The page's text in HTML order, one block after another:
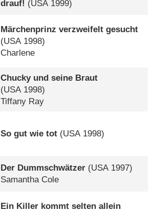
drauf! (USA 1999)
Märchenprinz verzweifelt gesucht
(USA1998)
Charlene
Chucky und seine Braut
(USA1998)
Tiffany Ray
So gut wie tot (USA1998)
Der Dummschwätzer (USA1997)
Samantha Cole
Ein Killer kommt selten allein